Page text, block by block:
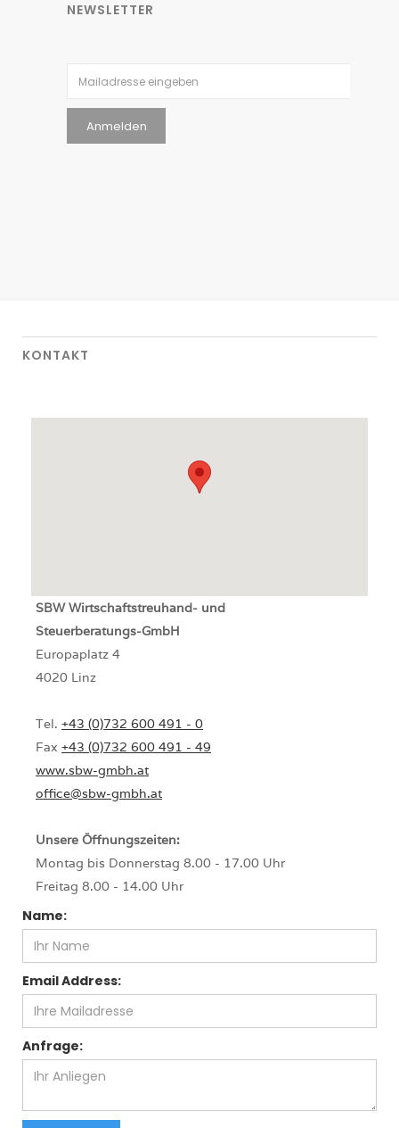
NEWSLETTER
KONTAKT
SBWWirtschaftstreuhand- und
Steuerberatungs-GmbH
Europaplatz 4
4020 Linz
Tel. +43 (0)732 600 491 - 0
Fax +43 (0)732 600 491 - 49
www.sbw-gmbh.at
office@sbw-gmbh.at
Unsere Öffnungszeiten:
Montag bis Donnerstag 8.00 - 17.00 Uhr
Freitag 8.00 - 14.00 Uhr
Name:
Email Address:
Anfrage: